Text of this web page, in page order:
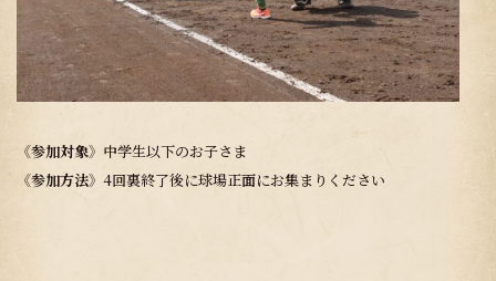
《参加対象》 中学生以下のお子さま
《参加方法》 4回裏終了後に球場正面にお集まりください